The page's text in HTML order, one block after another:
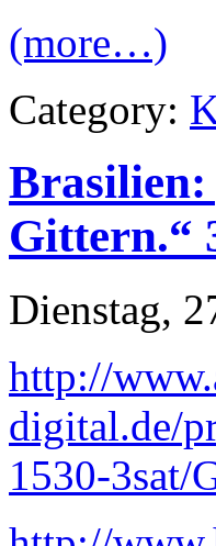
(more…)
Category:
Brasilien:
Gittern.“
Dienstag,
http://
digital.de/
1530-3sat/